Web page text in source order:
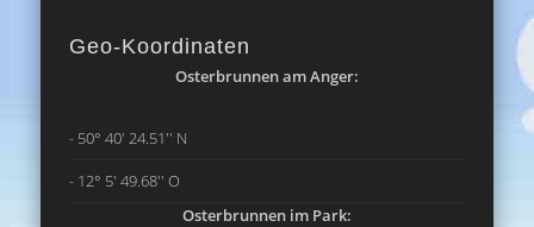
Geo-Koordinaten
Osterbrunnen am Anger:
- 50° 40' 24.51'' N
- 12° 5' 49.68'' O
Osterbrunnen im Park: